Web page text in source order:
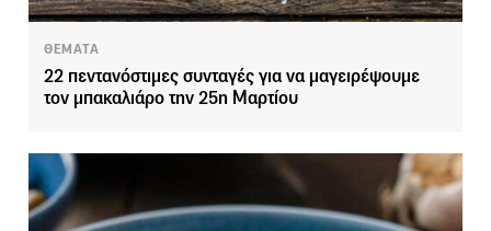
ΘΕΜΑΤΑ
22 πεντανόστιμες συνταγές για να μαγειρέψουμε
τον μπακαλιάρο την 25η Μαρτίου